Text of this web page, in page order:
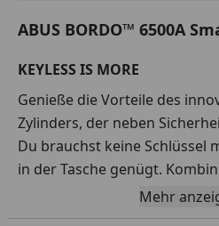
ABUS BORDO™ 6500A
KEYLESS IS MORE
Genieße die Vorteile des
Zylinders, der neben
Du brauchst keine Schlüssel
in der Tasche genügt.
lauten Alarm bietet dieses
hochwertige Zweiräder, so
Mehr